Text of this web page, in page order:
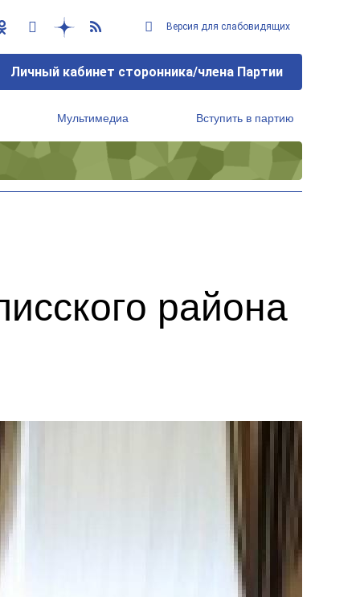
Версия для слабовидящих
Личный кабинет сторонника/члена Партии
Мультимедиа Вступить в партию
района